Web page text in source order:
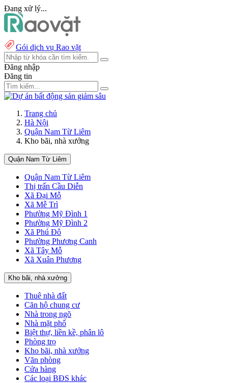
Đang xử lý...
Gói dịch vụ Rao vặt
Đăng nhập
Đăng tin
Trang chủ
Hà Nội
Quận Nam Từ Liêm
Kho bãi, nhà xưởng
Quận Nam Từ Liêm
Quận Nam Từ Liêm
Thị trấn Cầu Diễn
Xã Đại Mỗ
Xã Mễ Trì
Phường Mỹ Đình 1
Phường Mỹ Đình 2
Xã Phú Đô
Phường Phương Canh
Xã Tây Mỗ
Xã Xuân Phương
Kho bãi, nhà xưởng
Thuê nhà đất
Căn hộ chung cư
Nhà trong ngõ
Nhà mặt phố
Biệt thự, liền kề, phân lô
Phòng trọ
Kho bãi, nhà xưởng
Văn phòng
Cửa hàng
Các loại BĐS khác